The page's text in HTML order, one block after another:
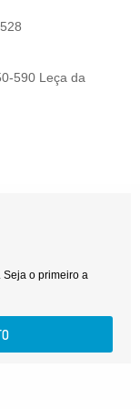
590 Leça da
Seja o primeiro a